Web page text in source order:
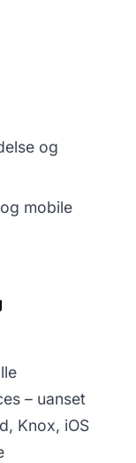
og
mobile
– uanset
Knox, iOS